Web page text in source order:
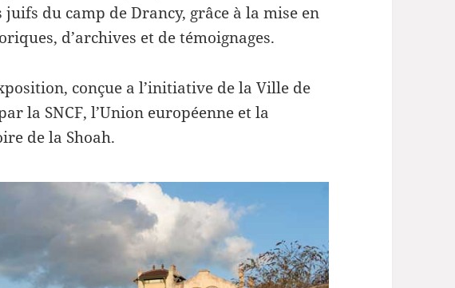
du camp de Drancy, grâce à la mise en
d’archives et de témoignages.
conçue a l’initiative de la Ville de
la SNCF, l’Union européenne et la
de la Shoah.